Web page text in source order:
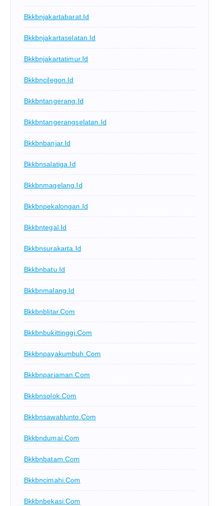
Bkkbnjakartabarat.id
Bkkbnjakartaselatan.id
Bkkbnjakartatimur.id
Bkkbncilegon.id
Bkkbntangerang.id
Bkkbntangerangselatan.id
Bkkbnbanjar.id
Bkkbnsalatiga.id
Bkkbnmagelang.id
Bkkbnpekalongan.id
Bkkbntegal.id
Bkkbnsurakarta.id
Bkkbnbatu.id
Bkkbnmalang.id
Bkkbnblitar.com
Bkkbnbukittinggi.com
Bkkbnpayakumbuh.com
Bkkbnpariaman.com
Bkkbnsolok.com
Bkkbnsawahlunto.com
Bkkbndumai.com
Bkkbnbatam.com
Bkkbncimahi.com
Bkkbnbekasi.com